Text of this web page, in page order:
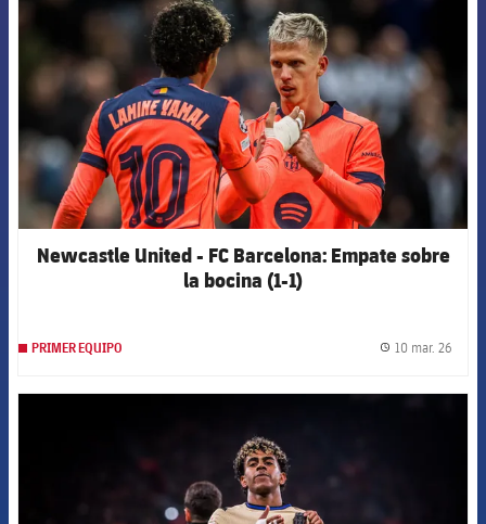
Newcastle United - FC Barcelona: Empate sobre
la bocina (1-1)
PRIMER EQUIPO 10 mar. 26